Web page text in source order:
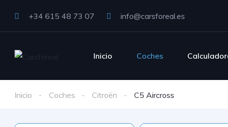
+34 615 48 73 07 info@carsforeal.es
Inicio Coches
Inicio Coches Citroën C5 Aircross